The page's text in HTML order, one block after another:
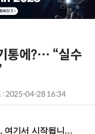
통에?… “실수
: 2025-04-28 16:34
됩니다! (9/2 강남역)